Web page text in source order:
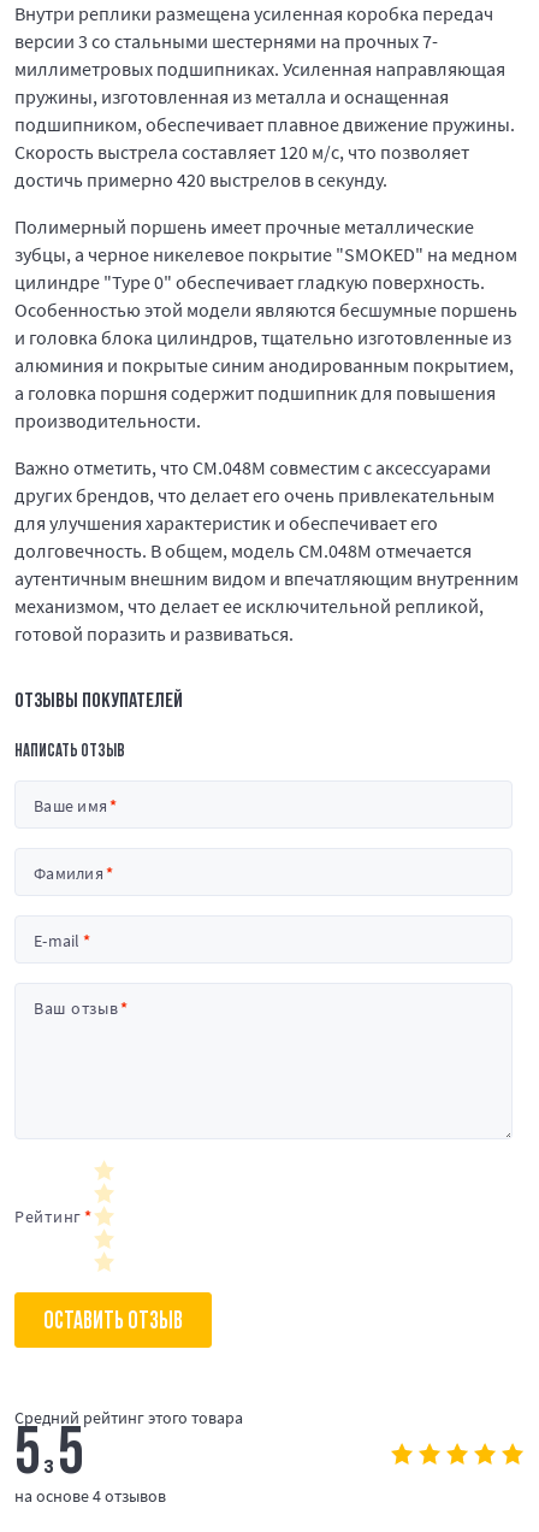
Внутри реплики размещена усиленная коробка передач
версии 3 со стальными шестернями на прочных 7-
миллиметровых подшипниках. Усиленная направляющая
пружины, изготовленная из металла и оснащенная
подшипником, обеспечивает плавное движение пружины.
Скорость выстрела составляет 120 м/с, что позволяет
достичь примерно 420 выстрелов в секунду.
Полимерный поршень имеет прочные металлические
зубцы, а черное никелевое покрытие "SMOKED" на медном
цилиндре "Type 0" обеспечивает гладкую поверхность.
Особенностью этой модели являются бесшумные поршень
и головка блока цилиндров, тщательно изготовленные из
алюминия и покрытые синим анодированным покрытием,
а головка поршня содержит подшипник для повышения
производительности.
Важно отметить, что CM.048M совместим с аксессуарами
других брендов, что делает его очень привлекательным
для улучшения характеристик и обеспечивает его
долговечность. В общем, модель CM.048M отмечается
аутентичным внешним видом и впечатляющим внутренним
механизмом, что делает ее исключительной репликой,
готовой поразить и развиваться.
ОТЗЫВЫ ПОКУПАТЕЛЕЙ
НАПИСАТЬ ОТЗЫВ
Ваше имя
Фамилия
E-mail
Ваш отзыв
Рейтинг
ОСТАВИТЬ ОТЗЫВ
Средний рейтинг этого товара
5з 5
на основе 4 отзывов